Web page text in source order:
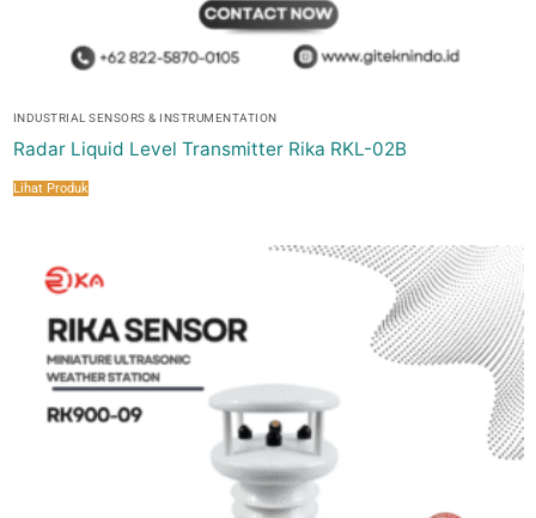
INDUSTRIAL SENSORS & INSTRUMENTATION
Radar Liquid Level Transmitter Rika RKL-02B
Lihat Produk